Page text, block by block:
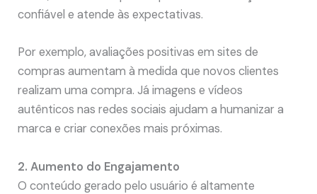
confiável e atende às expectativas.
Por exemplo, avaliações positivas em sites de
compras aumentam à medida que novos clientes
realizam uma compra. Já imagens e vídeos
autênticos nas redes sociais ajudam a humanizar a
marca e criar conexões mais próximas.
2. Aumento do Engajamento
O conteúdo gerado pelo usuário é altamente